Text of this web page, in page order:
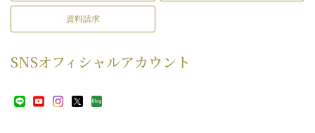
資料請求
SNSオフィシャルアカウント